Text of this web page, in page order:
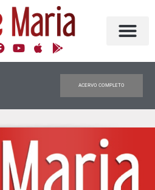
ACERVO COMPLETO